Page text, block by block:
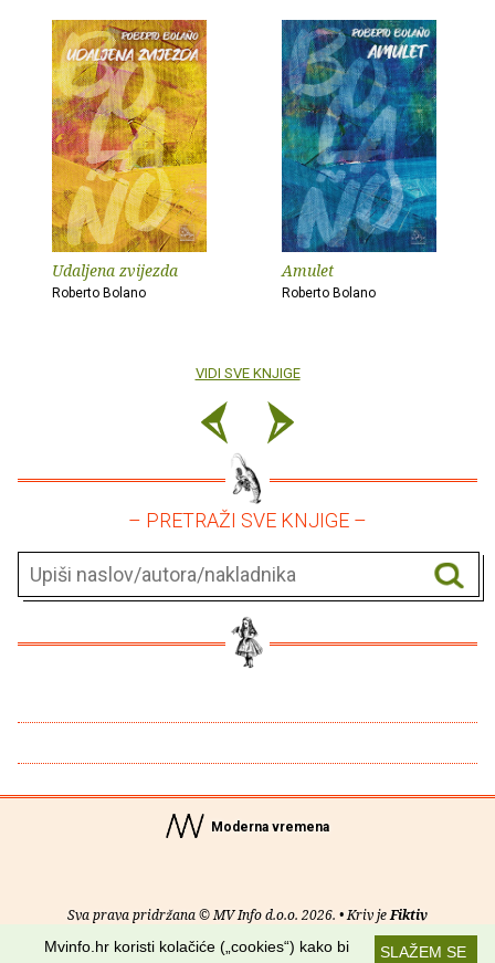
Udaljena zvijezda
Roberto Bolano
Amulet
Roberto Bolano
VIDI SVE KNJIGE
– PRETRAŽI SVE KNJIGE –
Moderna vremena
Sva prava pridržana © MV Info d.o.o. 2026. • Kriv jeFiktiv
Uvjeti korištenja RSS kanaliSLAŽEM SE
Mvinfo.hr koristi kolačiće („cookies“) kako bi